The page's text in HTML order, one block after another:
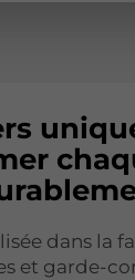
dans la
et garde-